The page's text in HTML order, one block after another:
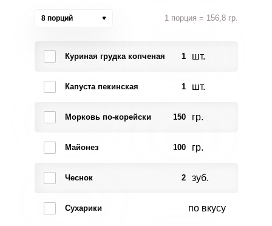
8 порций 1 порция = 156,8 гр.
Куриная грудка копченая 1 шт.
Капуста пекинская 1 шт.
Морковь по-корейски 150 гр.
Майонез 100 гр.
Чеснок 2 зуб.
Сухарики по вкусу